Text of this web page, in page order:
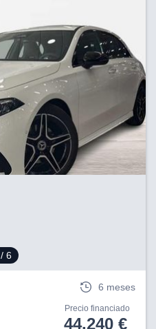
/ 6
6 meses
Precio financiado
44.240 €